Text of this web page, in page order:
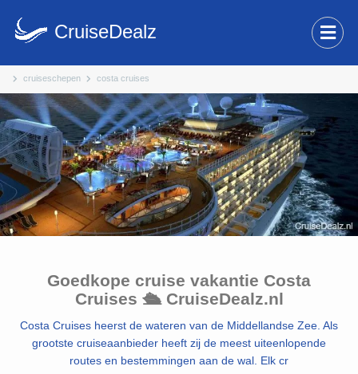
cruiseschepen costa cruises
CruiseDealz
Goedkope cruise vakantie Costa
Cruises 🛳️ CruiseDealz.nl
Costa Cruises heerst de wateren van de Middellandse Zee. Als
grootste cruiseaanbieder heeft zij de meest uiteenlopende
routes en bestemmingen aan de wal. Elk cr